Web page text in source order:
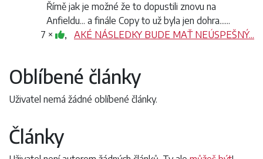
Římě jak je možné že to dopustili znovu na
Anfieldu... a finále Copy to už byla jen dohra......
7 ×
, AKÉ NÁSLEDKY BUDE MAŤ NEÚSPEŠNÝ...
Oblíbené články
Uživatel nemá žádné oblíbené články.
Články